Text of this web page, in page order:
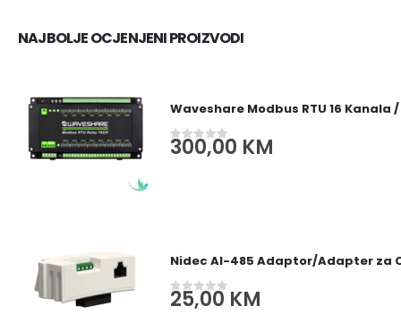
NAJBOLJE OCJENJENI PROIZVODI
Waveshare Modbus RTU 16
0out of 5
300,00 KM
Nidec AI-485 Adaptor/Adapter za
0out of 5
25,00KM